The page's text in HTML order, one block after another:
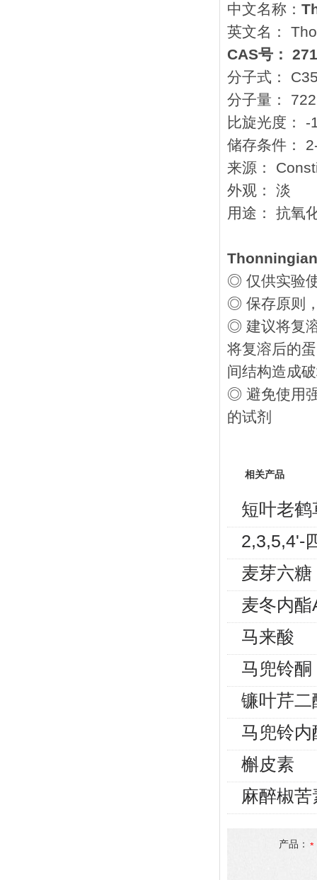
中文名称：
英文名：
CAS号：
分子式：
分子量：
比旋光度：
储存条件：
来源：
外观： 淡
用途： 抗氧
◎ 仅供实验
◎ 保存原则
◎ 建议将复
将复溶后的
间结构造成
◎ 避免使用
的试剂
相关产品
短叶老
2,3,5,4'-
麦芽六糖
麦冬内酯
马来酸
马兜铃酮
镰叶芹二
马兜铃内
槲皮素
麻醉椒苦
产品：